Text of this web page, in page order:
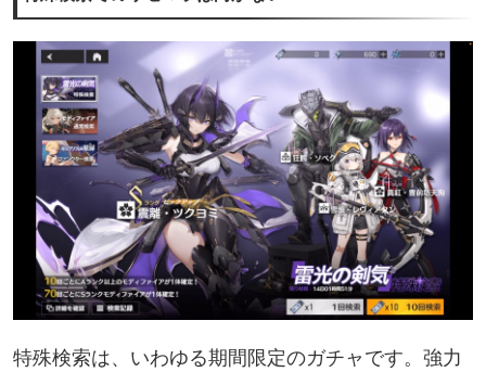
特殊検索は、いわゆる期間限定のガチャです。強力